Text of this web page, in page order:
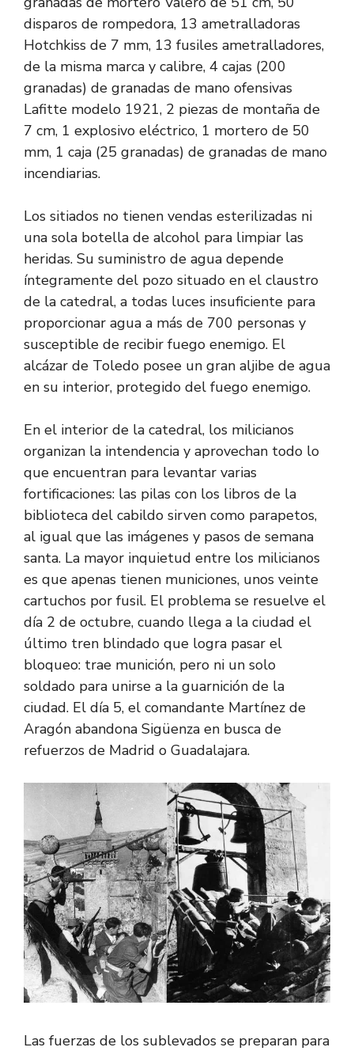
disparos de rompedora, 13 ametralladoras
Hotchkiss de 7 mm, 13 fusiles ametralladores,
de la misma marca y calibre, 4 cajas (200
granadas) de granadas de mano ofensivas
Lafitte modelo 1921, 2 piezas de montaña de
7 cm, 1 explosivo eléctrico, 1 mortero de 50
mm, 1 caja (25 granadas) de granadas de mano
incendiarias.
Los sitiados no tienen vendas esterilizadas ni
una sola botella de alcohol para limpiar las
heridas. Su suministro de agua depende
íntegramente del pozo situado en el claustro
de la catedral, a todas luces insuficiente para
proporcionar agua a más de 700 personas y
susceptible de recibir fuego enemigo. El
alcázar de Toledo posee un gran aljibe de agua
en su interior, protegido del fuego enemigo.
En el interior de la catedral, los milicianos
organizan la intendencia y aprovechan todo lo
que encuentran para levantar varias
fortificaciones: las pilas con los libros de la
biblioteca del cabildo sirven como parapetos,
al igual que las imágenes y pasos de semana
santa. La mayor inquietud entre los milicianos
es que apenas tienen municiones, unos veinte
cartuchos por fusil. El problema se resuelve el
día 2 de octubre, cuando llega a la ciudad el
último tren blindado que logra pasar el
bloqueo: trae munición, pero ni un solo
soldado para unirse a la guarnición de la
ciudad. El día 5, el comandante Martínez de
Aragón abandona Sigüenza en busca de
refuerzos de Madrid o Guadalajara.
Las fuerzas de los sublevados se preparan para